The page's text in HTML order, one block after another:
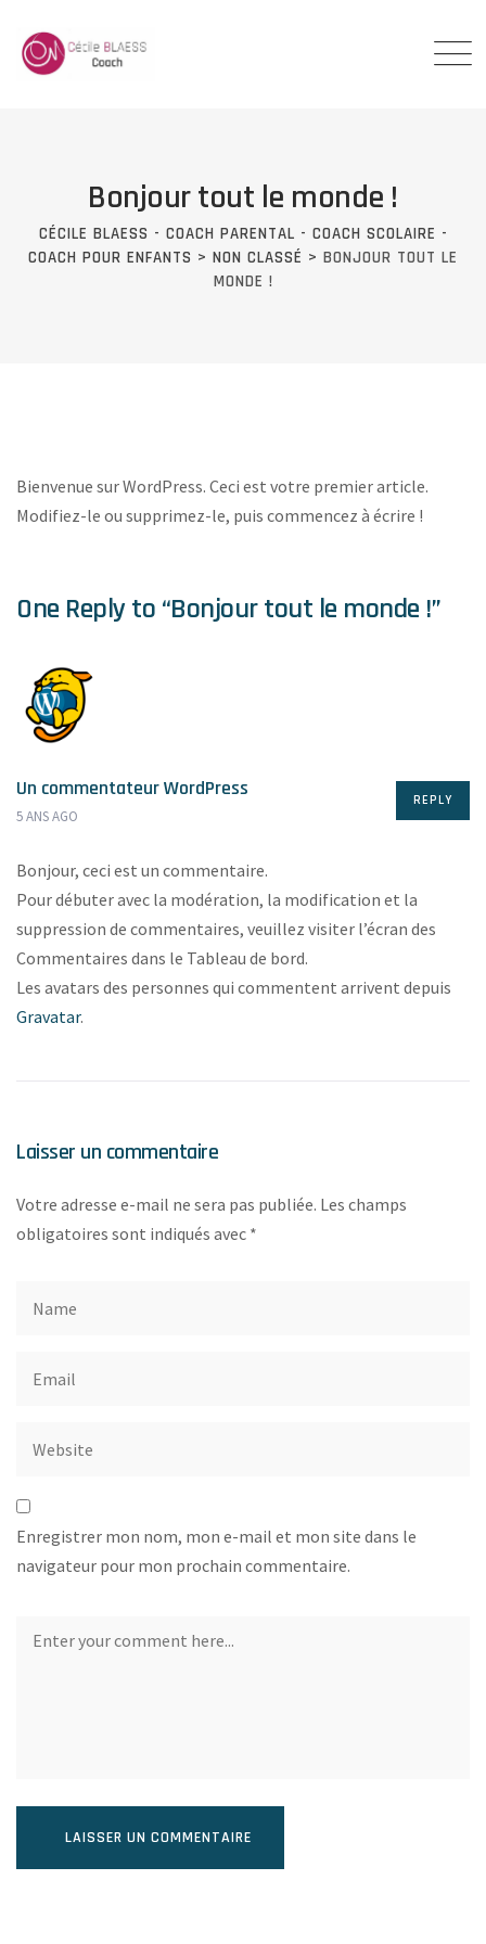
content
Bonjour tout le monde !
CÉCILE BLAESS - COACH PARENTAL - COACH SCOLAIRE -
COACH POUR ENFANTS > NON CLASSÉ > BONJOUR TOUT LE
MONDE !
Bienvenue sur WordPress. Ceci est votre premier article.
Modifiez-le ou supprimez-le, puis commencez à écrire !
One Reply to “Bonjour tout le monde !”
Un commentateur WordPress
5 ANS AGO
Bonjour, ceci est un commentaire.
Pour débuter avec la modération, la modification et la
suppression de commentaires, veuillez visiter l’écran des
Commentaires dans le Tableau de bord.
Les avatars des personnes qui commentent arrivent depuis
Gravatar.
REPLY
Laisser un commentaire
Votre adresse e-mail ne sera pas publiée. Les champs
obligatoires sont indiqués avec *
Enregistrer mon nom, mon e-mail et mon site dans le
navigateur pour mon prochain commentaire.